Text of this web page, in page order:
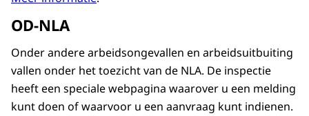
OD-NLA
Onder andere arbeidsongevallen en arbeidsuitbuiting
vallen onder het toezicht van de NLA. De inspectie
heeft een speciale webpagina waarover u een melding
kunt doen of waarvoor u een aanvraag kunt indienen.